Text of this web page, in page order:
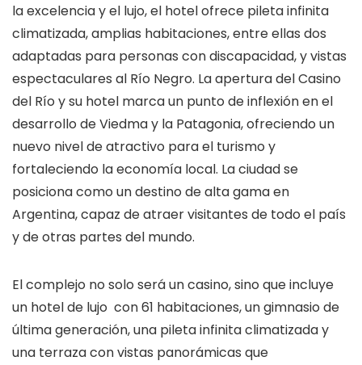
la excelencia y el lujo, el hotel ofrece pileta infinita
climatizada, amplias habitaciones, entre ellas dos
adaptadas para personas con discapacidad, y vistas
espectaculares al Río Negro. La apertura del Casino
del Río y su hotel marca un punto de inflexión en el
desarrollo de Viedma y la Patagonia, ofreciendo un
nuevo nivel de atractivo para el turismo y
fortaleciendo la economía local. La ciudad se
posiciona como un destino de alta gama en
Argentina, capaz de atraer visitantes de todo el país
y de otras partes del mundo.
El complejo no solo será un casino, sino que incluye
un hotel de lujo con 61 habitaciones, un gimnasio de
última generación, una pileta infinita climatizada y
una terraza con vistas panorámicas que